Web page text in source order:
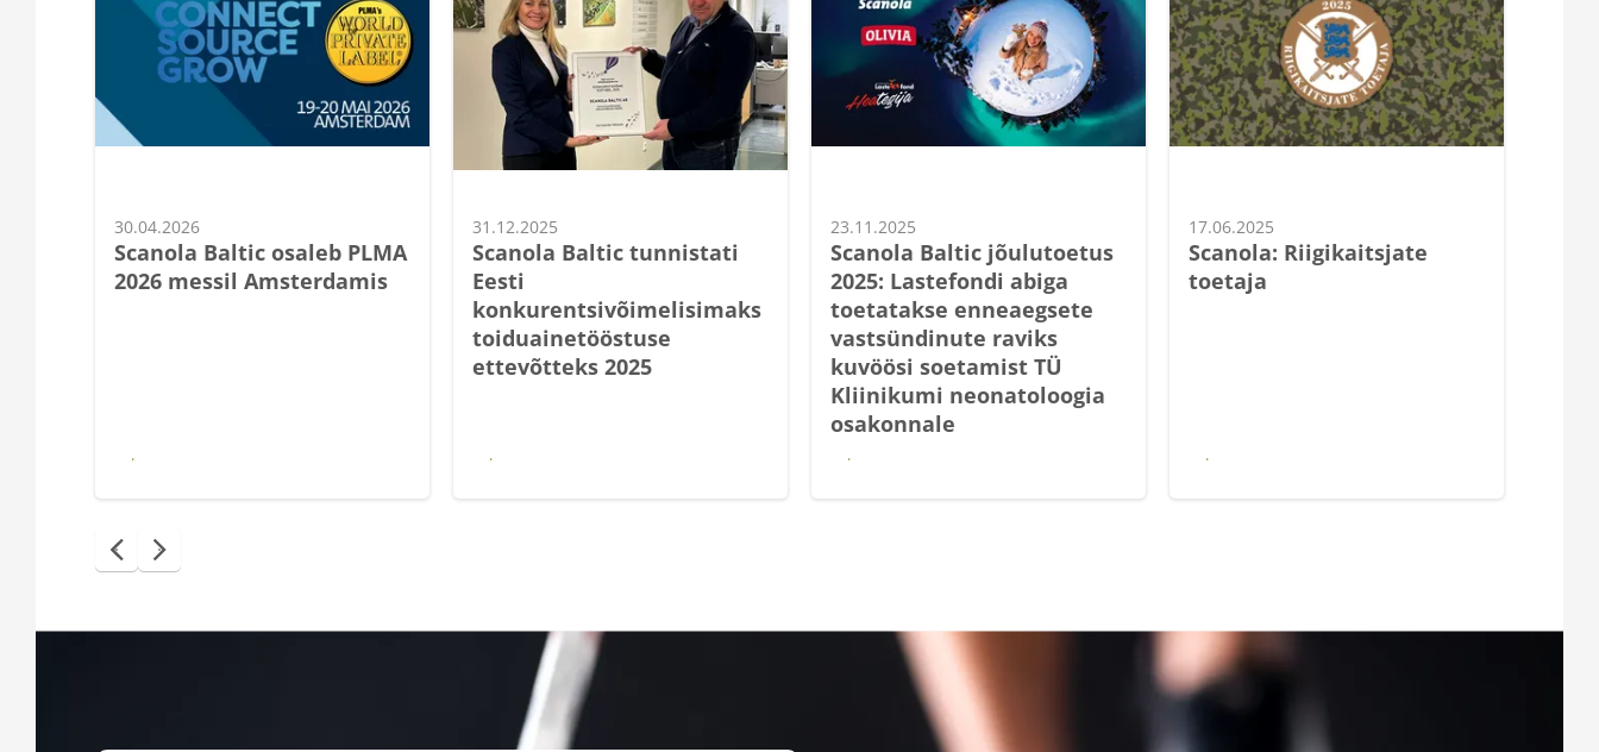
30.04.2026
Scanola Baltic osaleb PLMA
2026 messil Amsterdamis
Loe
31.12.2025
Scanola Baltic tunnistati
Eesti
konkurentsivõimelisimaks
toiduainetööstuse
ettevõtteks 2025
Loe
23.11.2025
Scanola Baltic jõulutoetus
2025: Lastefondi abiga
toetatakse enneaegsete
vastsündinute raviks
kuvöösi soetamist TÜ
Kliinikumi neonatoloogia
osakonnale
Loe
17.06.2025
Scanola: Riigikaitsjate
toetaja
Loe